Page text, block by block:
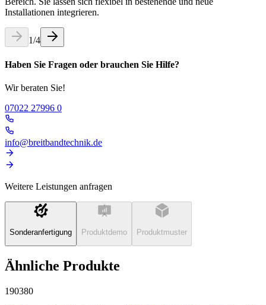
Installationen integrieren.
1/4
Haben Sie Fragen oder brauchen Sie Hilfe?
Wir beraten Sie!
07022 27996 0
info@breitbandtechnik.de
Weitere Leistungen anfragen
Sonderanfertigung Produktdemo Produktmuster
Ähnliche Produkte
190380